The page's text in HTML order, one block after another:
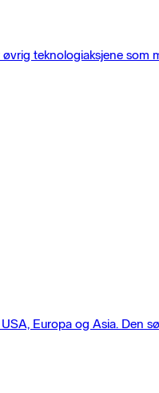
teknologiaksjene
Europa og Asia. Den